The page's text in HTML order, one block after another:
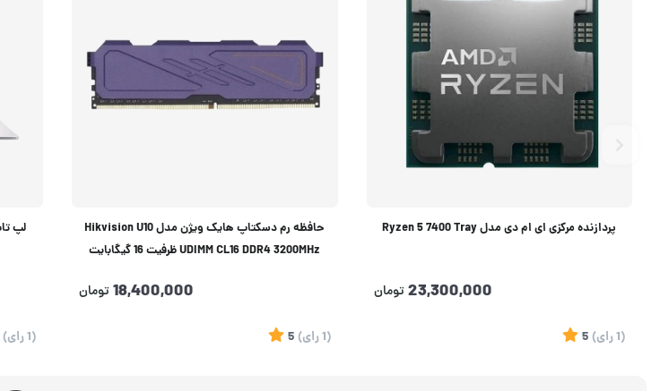
پردازنده مرکزی ای ام دی مدل Ryzen 5 7400 Tray
23,300,000 تومان
(1 رای)
5
حافظه رم دسکتاپ هایک ویژن مدل Hikvision U10
UDIMM CL16 DDR4 3200MHz ظرفیت 16 گیگابایت
18,400,000تومان
(1 رای)
5
(1 رای)